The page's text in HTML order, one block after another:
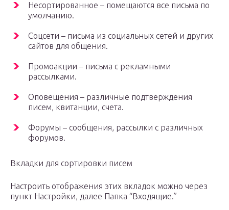
Несортированное – помещаются все письма по
умолчанию.
Соцсети – письма из социальных сетей и других
сайтов для общения.
Промоакции – письма с рекламными
рассылками.
Оповещения – различные подтверждения
писем, квитанции, счета.
Форумы – сообщения, рассылки с различных
форумов.
Вкладки для сортировки писем
Настроить отображения этих вкладок можно через
пункт Настройки, далее Папка “Входящие.”